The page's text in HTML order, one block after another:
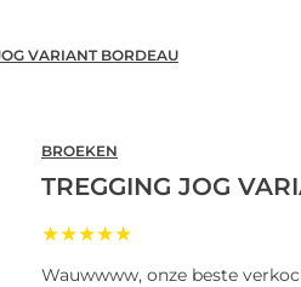
VARIANT BORDEAU
BROEKEN
TREGGING JOG
★★★★★
Wauwwww, onze beste